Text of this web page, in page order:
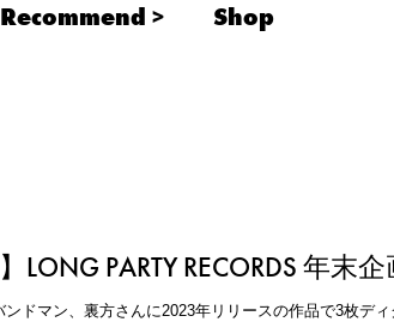
Recommend Shop
】LONG PARTY RECORDS 年
ドマン、裏方さんに2023年リリースの作品で3枚デ